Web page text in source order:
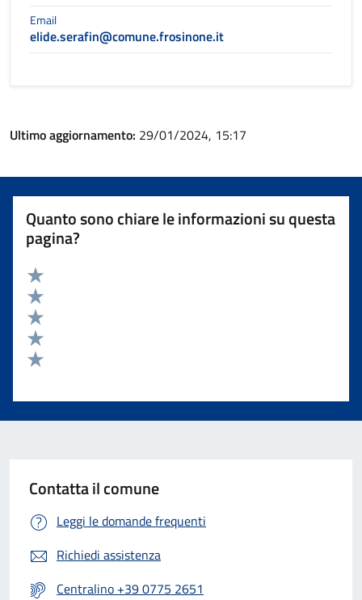
Email
elide.serafin@comune.frosinone.it
Ultimo aggiornamento: 29/01/2024, 15:17
Quanto sono chiare le informazioni su questa
pagina?
Valuta 5 stelle su 5
Valuta 4 stelle su 5
Valuta 3 stelle su 5
Valuta 2 stelle su 5
Contatta il comune
Leggi le domande frequenti
Richiedi assistenza
Centralino +39 0775 2651